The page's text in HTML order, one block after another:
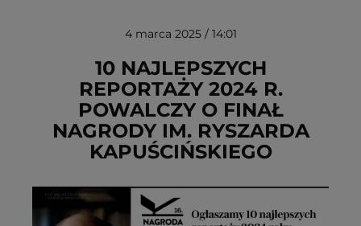
USUŃ ZE SCHOWKA
4 marca 2025 / 14:01
10 NAJLEPSZYCH
REPORTAŻY 2024 R.
POWALCZY O FINAŁ
NAGRODY IM. RYSZARDA
KAPUŚCIŃSKIEGO